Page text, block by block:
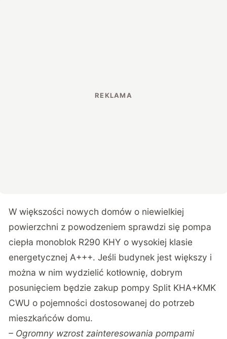
W większości nowych domów o niewielkiej
powierzchni z powodzeniem sprawdzi się pompa
ciepła monoblok R290 KHY o wysokiej klasie
energetycznej A+++. Jeśli budynek jest większy i
można w nim wydzielić kotłownię, dobrym
posunięciem będzie zakup pompy Split KHA+KMK
CWU o pojemności dostosowanej do potrzeb
mieszkańców domu.
– Ogromny wzrost zainteresowaniapompami